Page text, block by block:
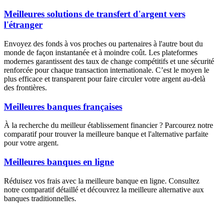
Meilleures solutions de transfert d'argent vers
l'étranger
Envoyez des fonds à vos proches ou partenaires à l'autre bout du
monde de façon instantanée et à moindre coût. Les plateformes
modernes garantissent des taux de change compétitifs et une sécurité
renforcée pour chaque transaction internationale. C’est le moyen le
plus efficace et transparent pour faire circuler votre argent au-delà
des frontières.
Meilleures banques françaises
À la recherche du meilleur établissement financier ? Parcourez notre
comparatif pour trouver la meilleure banque et l'alternative parfaite
pour votre argent.
Meilleures banques en ligne
Réduisez vos frais avec la meilleure banque en ligne. Consultez
notre comparatif détaillé et découvrez la meilleure alternative aux
banques traditionnelles.